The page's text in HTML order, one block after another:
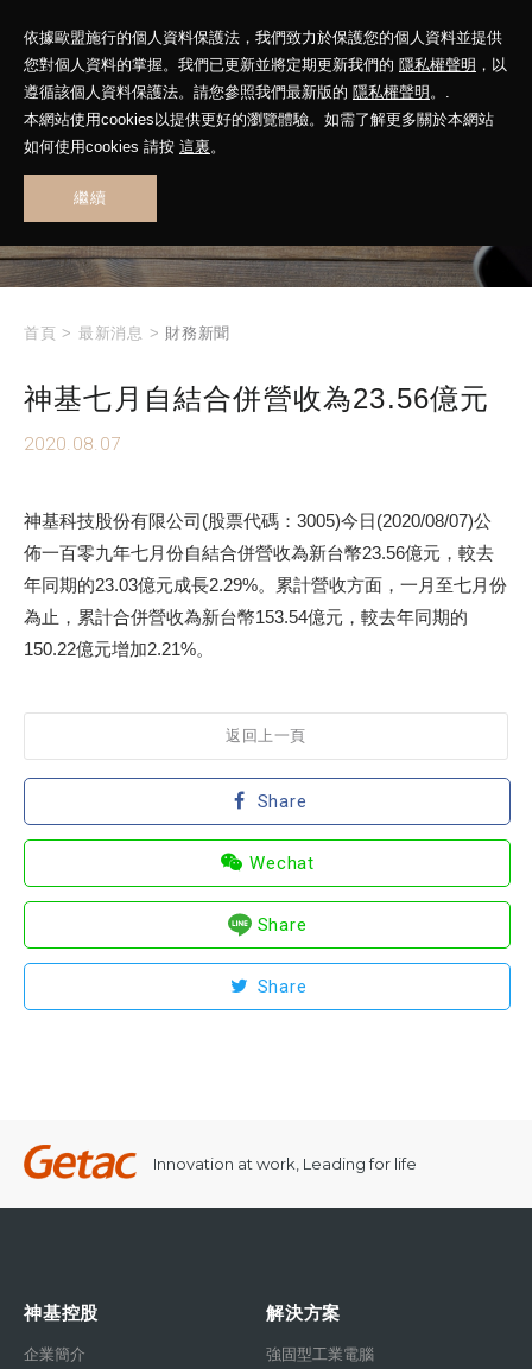
依據歐盟施行的個人資料保護法，我們致力於保護您的個人資料並提供
您對個人資料的掌握。我們已更新並將定期更新我們的 隱私權聲明 ，以
遵循該個人資料保護法。請您參照我們最新版的 隱私權聲明 。.
本網站使用cookies以提供更好的瀏覽體驗。如需了解更多關於本網站
如何使用cookies 請按 這裏。
繼續
WHAT'S NEW
首頁 > 最新消息 > 財務新聞
神基七月自結合併營收為23.56億元
2020.08.07
神基科技股份有限公司(股票代碼：3005)今日(2020/08/07)公
佈一百零九年七月份自結合併營收為新台幣23.56億元，較去
年同期的23.03億元成長2.29%。累計營收方面，一月至七月份
為止，累計合併營收為新台幣153.54億元，較去年同期的
150.22億元增加2.21%。
返回上一頁
Share
Wechat
Share
Share
Innovation at work, Leading for life
神基控股
企業簡介
解決方案
強固型工業電腦